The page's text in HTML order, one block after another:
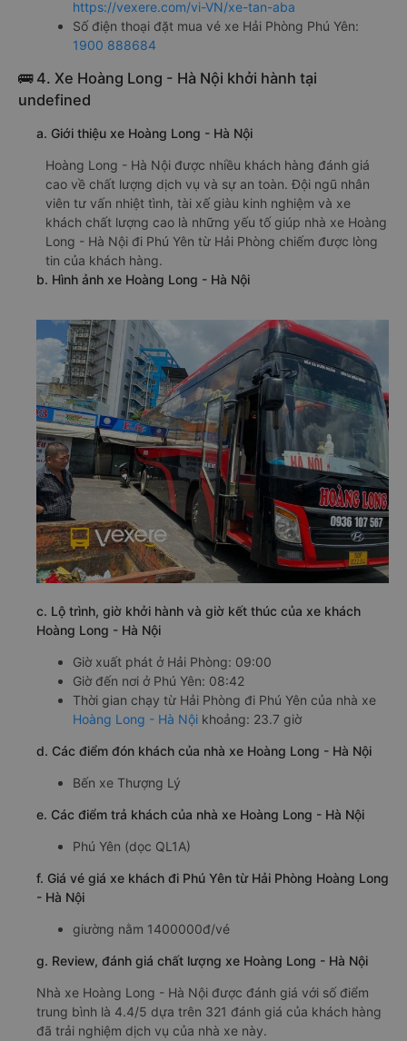
https://vexere.com/vi-VN/xe-tan-aba
Số điện thoại đặt mua vé xe Hải Phòng Phú Yên:
1900 888684
🚌 4. Xe Hoàng Long - Hà Nội khởi hành tại
undefined
a. Giới thiệu xe Hoàng Long - Hà Nội
Hoàng Long - Hà Nội được nhiều khách hàng đánh giá
cao về chất lượng dịch vụ và sự an toàn. Đội ngũ nhân
viên tư vấn nhiệt tình, tài xế giàu kinh nghiệm và xe
khách chất lượng cao là những yếu tố giúp nhà xe Hoàng
Long - Hà Nội đi Phú Yên từ Hải Phòng chiếm được lòng
tin của khách hàng.
b. Hình ảnh xe Hoàng Long - Hà Nội
c. Lộ trình, giờ khởi hành và giờ kết thúc của xe khách
Hoàng Long - Hà Nội
Giờ xuất phát ở Hải Phòng: 09:00
Giờ đến nơi ở Phú Yên: 08:42
Thời gian chạy từ Hải Phòng đi Phú Yên của nhà xe
Hoàng Long - Hà Nội khoảng: 23.7 giờ
d. Các điểm đón khách của nhà xe Hoàng Long - Hà Nội
Bến xe Thượng Lý
e. Các điểm trả khách của nhà xe Hoàng Long - Hà Nội
Phú Yên (dọc QL1A)
f. Giá vé giá xe khách đi Phú Yên từ Hải Phòng Hoàng Long
- Hà Nội
giường nằm 1400000đ/vé
g. Review, đánh giá chất lượng xe Hoàng Long - Hà Nội
Nhà xe Hoàng Long - Hà Nội được đánh giá với số điểm
trung bình là 4.4/5 dựa trên 321 đánh giá của khách hàng
đã trải nghiệm dịch vụ của nhà xe này.